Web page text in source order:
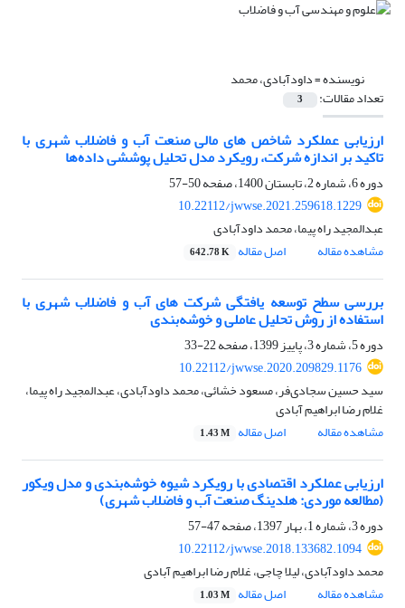
نویسنده =داودآبادی، محمد
تعداد مقالات: 3
ارزیابی عملکرد شاخص های مالی صنعت آب و فاضلاب شهری با
تاکید بر اندازه شرکت، رویکرد مدل تحلیل پوششی داده‌ها
دوره 6، شماره 2، تابستان 1400، صفحه
50-57
10.22112/jwwse.2021.259618.1229
عبدالمجید راه پیما، محمد داودآبادی
مشاهده مقاله
اصل مقاله 642.78 K
بررسی سطح توسعه ‏یافتگی شرکت های آب و فاضلاب شهری با
استفاده از روش تحلیل عاملی و خوشه‌بندی
دوره 5، شماره 3، پاییز 1399، صفحه
22-33
10.22112/jwwse.2020.209829.1176
سید حسین سجادی‌فر، مسعود خشائی، محمد داودآبادی، عبدالمجید راه پیما،
غلام رضا ابراهیم آبادی
مشاهده مقاله
اصل مقاله 1.43 M
ارزیابی عملکرد اقتصادی با رویکرد شیوه‌ خوشه‌بندی و مدل ویکور
(مطالعه‌ موردی: هلدینگ صنعت آب و فاضلاب شهری)
دوره 3، شماره 1، بهار 1397، صفحه
47-57
10.22112/jwwse.2018.133682.1094
محمد داودآبادی، لیلا چاجی، غلام رضا ابراهیم آبادی
مشاهده مقاله
اصل مقاله 1.03 M